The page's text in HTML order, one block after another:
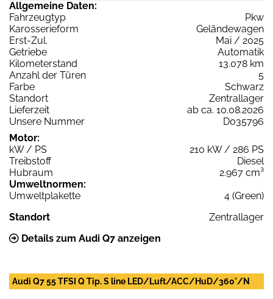
Allgemeine Daten:
Fahrzeugtyp
Pkw
Karosserieform
Geländewagen
Erst-Zul.
Mai / 2025
Getriebe
Automatik
Kilometerstand
13.078 km
Anzahl der Türen
5
Farbe
Schwarz
Standort
Zentrallager
Lieferzeit
ab ca. 10.08.2026
Unsere Nummer
D035796
Motor:
kW / PS
210 kW / 286 PS
Treibstoff
Diesel
Hubraum
2.967 cm³
Umweltnormen:
Umweltplakette
4 (Green)
Standort
Zentrallager
Details zum Audi Q7 anzeigen
Audi Q7 55 TFSI Q Tip. S line LED/Luft/ACC/HuD/360°/N